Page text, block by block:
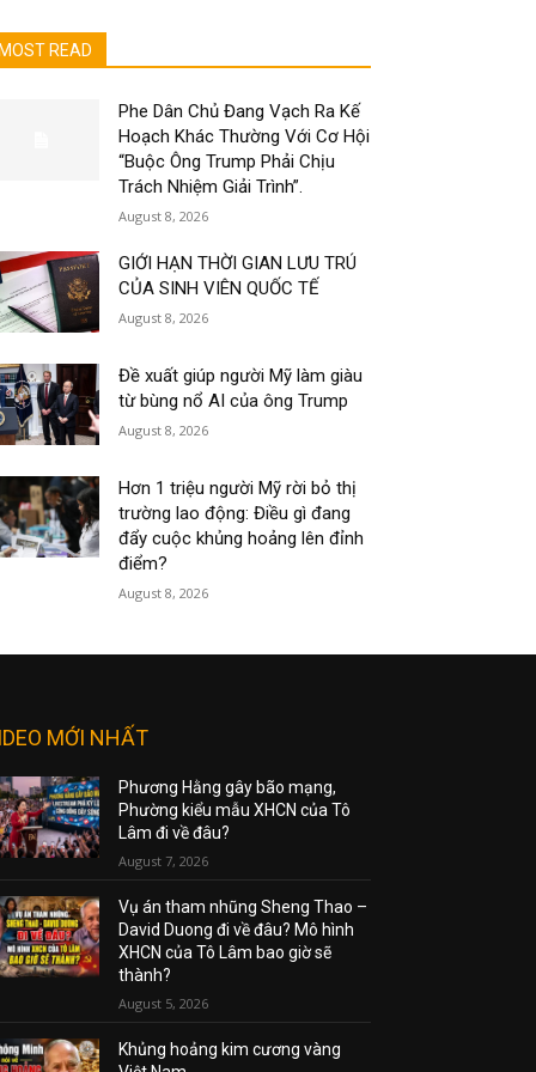
MOST READ
Phe Dân Chủ Đang Vạch Ra Kế
Hoạch Khác Thường Với Cơ Hội
“Buộc Ông Trump Phải Chịu
Trách Nhiệm Giải Trình”.
August 8, 2026
GIỚI HẠN THỜI GIAN LƯU TRÚ
CỦA SINH VIÊN QUỐC TẾ
August 8, 2026
Đề xuất giúp người Mỹ làm giàu
từ bùng nổ AI của ông Trump
August 8, 2026
Hơn 1 triệu người Mỹ rời bỏ thị
trường lao động: Điều gì đang
đẩy cuộc khủng hoảng lên đỉnh
điểm?
August 8, 2026
MỚI NHẤT
Phương Hằng gây bão mạng,
Phường kiểu mẫu XHCN của Tô
Lâm đi về đâu?
August 7, 2026
Vụ án tham nhũng Sheng Thao –
David Duong đi về đâu? Mô hình
XHCN của Tô Lâm bao giờ sẽ
thành?
August 5, 2026
Khủng hoảng kim cương vàng